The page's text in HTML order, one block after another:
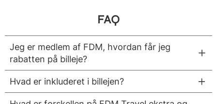
FAQ
Jeg er medlem af FDM, hvordan får jeg
rabatten på billeje?
Hvad er inkluderet i billejen?